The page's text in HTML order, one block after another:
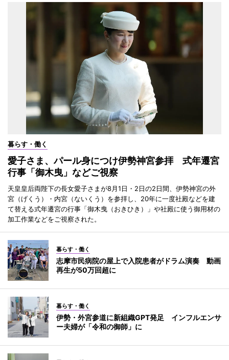
暮らす・働く
愛子さま、パール身につけ伊勢神宮参拝 式年遷宮
行事「御木曳」などご視察
天皇皇后両陛下の長女愛子さまが8月1日・2日の2日間、伊勢神宮の外
宮（げくう）・内宮（ないくう）を参拝し、20年に一度社殿などを建
て替える式年遷宮の行事「御木曳（おきひき）」や社殿に使う御用材の
加工作業などをご視察された。
暮らす・働く
志摩市民病院の屋上で入院患者がドラム演奏 動画
再生が50万回超に
暮らす・働く
伊勢・外宮参道に新組織GPT発足 インフルエンサ
ー夫婦が「令和の御師」に